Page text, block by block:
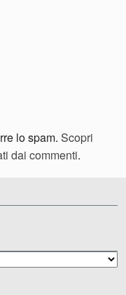
lo spam. Scopri
dai commenti.